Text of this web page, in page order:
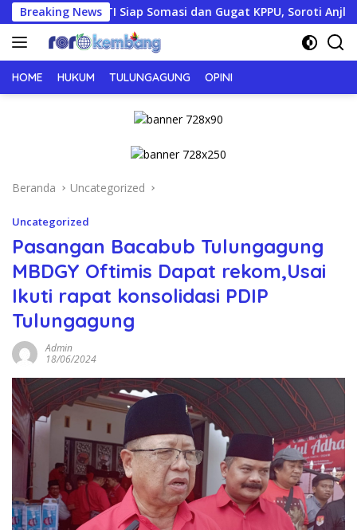
Langsung
ke
konten
Breaking News
APTI Siap Somasi dan Gugat KPPU, Soroti Anjloknya
HOME HUKUM TULUNGAGUNG OPINI
Beranda Uncategorized
Uncategorized
Pasangan Bacabub Tulungagung
MBDGY Oftimis Dapat rekom,Usai
Ikuti rapat konsolidasi PDIP
Tulungagung
Admin
18/06/2024